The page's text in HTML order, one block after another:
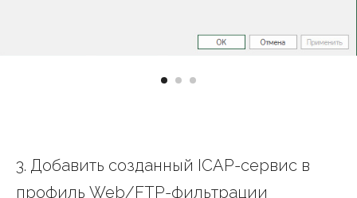
3. Добавить созданный ICAP-сервис в
профиль Web/FTP-фильтрации